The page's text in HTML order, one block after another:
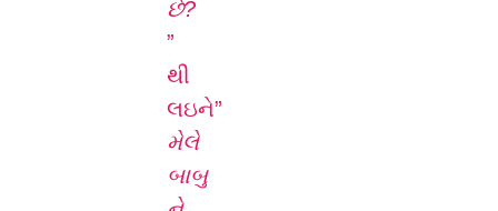
છે?
”
થી
લઇને”
મેલે
બાબુ